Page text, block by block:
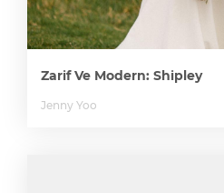
Zarif Ve Modern: Shipley
Jenny Yoo